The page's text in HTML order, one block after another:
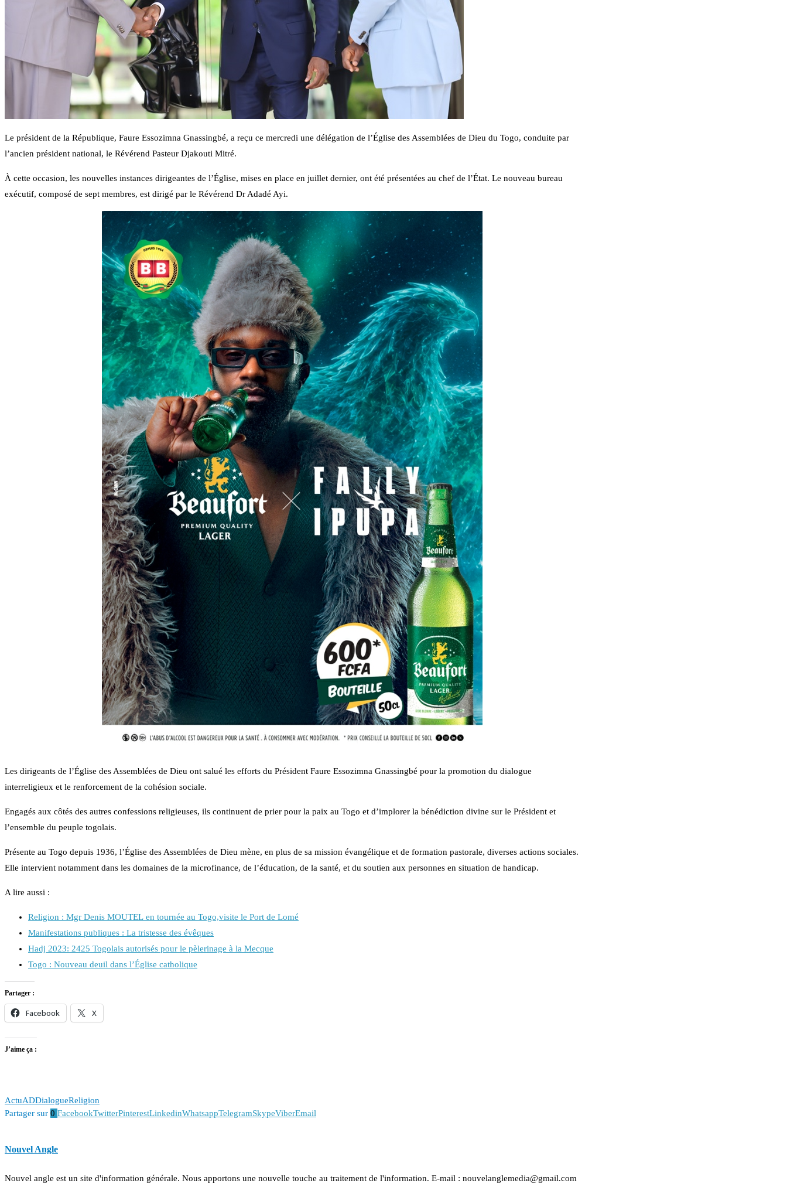
Le président de la République, Faure Essozimna Gnassingbé, a reçu ce mercredi une délégation de l’Église des Assemblées de Dieu du Togo, conduite par
l’ancien président national, le Révérend Pasteur Djakouti Mitré.
À cette occasion, les nouvelles instances dirigeantes de l’Église, mises en place en juillet dernier, ont été présentées au chef de l’État. Le nouveau bureau
exécutif, composé de sept membres, est dirigé par le Révérend Dr Adadé Ayi.
Les dirigeants de l’Église des Assemblées de Dieu ont salué les efforts du Président Faure Essozimna Gnassingbé pour la promotion du dialogue
interreligieux et le renforcement de la cohésion sociale.
Engagés aux côtés des autres confessions religieuses, ils continuent de prier pour la paix au Togo et d’implorer la bénédiction divine sur le Président et
l’ensemble du peuple togolais.
Présente au Togo depuis 1936, l’Église des Assemblées de Dieu mène, en plus de sa mission évangélique et de formation pastorale, diverses actions sociales.
Elle intervient notamment dans les domaines de la microfinance, de l’éducation, de la santé, et du soutien aux personnes en situation de handicap.
A lire aussi :
Religion : Mgr Denis MOUTEL en tournée au Togo,visite le Port de Lomé
Manifestations publiques : La tristesse des évêques
Hadj 2023: 2425 Togolais autorisés pour le pèlerinage à la Mecque
Togo : Nouveau deuil dans l’Église catholique
Partager :
Facebook X
J’aime ça :
ActuADDialogueReligion
Partager sur 0 FacebookTwitterPinterestLinkedinWhatsappTelegramSkypeViberEmail
Nouvel Angle
Nouvel angle est un site d'information générale. Nous apportons une nouvelle touche au traitement de l'information. E-mail : nouvelanglemedia@gmail.com